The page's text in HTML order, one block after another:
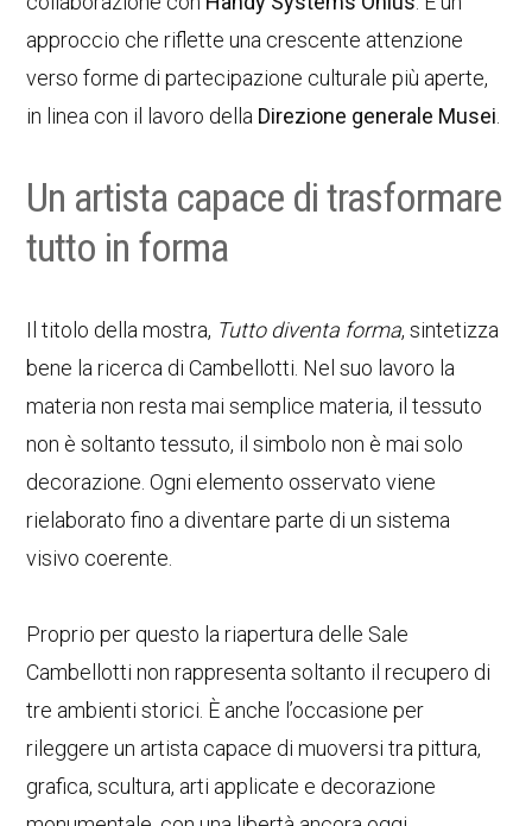
approccio che riflette una crescente attenzione
verso forme di partecipazione culturale più aperte,
in linea con il lavoro della Direzione generale Musei
Un artista capace di trasformare
tutto in forma
Il titolo della mostra, Tutto diventa forma, sintetizza
bene la ricerca di Cambellotti. Nel suo lavoro la
materia non resta mai semplice materia, il tessuto
non è soltanto tessuto, il simbolo non è mai solo
decorazione. Ogni elemento osservato viene
rielaborato fino a diventare parte di un sistema
visivo coerente.
Proprio per questo la riapertura delle Sale
Cambellotti non rappresenta soltanto il recupero di
tre ambienti storici. È anche l’occasione per
rileggere un artista capace di muoversi tra pittura,
grafica, scultura, arti applicate e decorazione